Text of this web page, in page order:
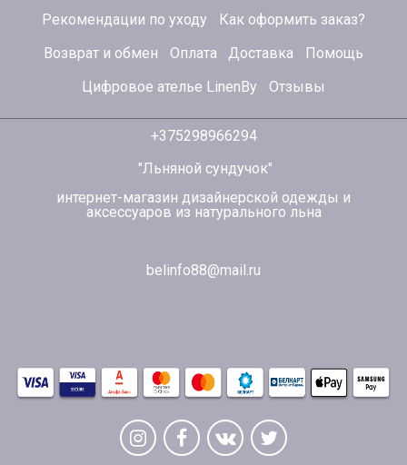
Рекомендации по уходу
Как оформить заказ?
Возврат и обмен
Оплата Доставка
Помощь
Цифровое ателье LinenBy
Отзывы
+375298966294
"Льняной сундучок"
интернет-магазин дизайнерской одежды и
аксессуаров из натурального льна
belinfo88@mail.ru